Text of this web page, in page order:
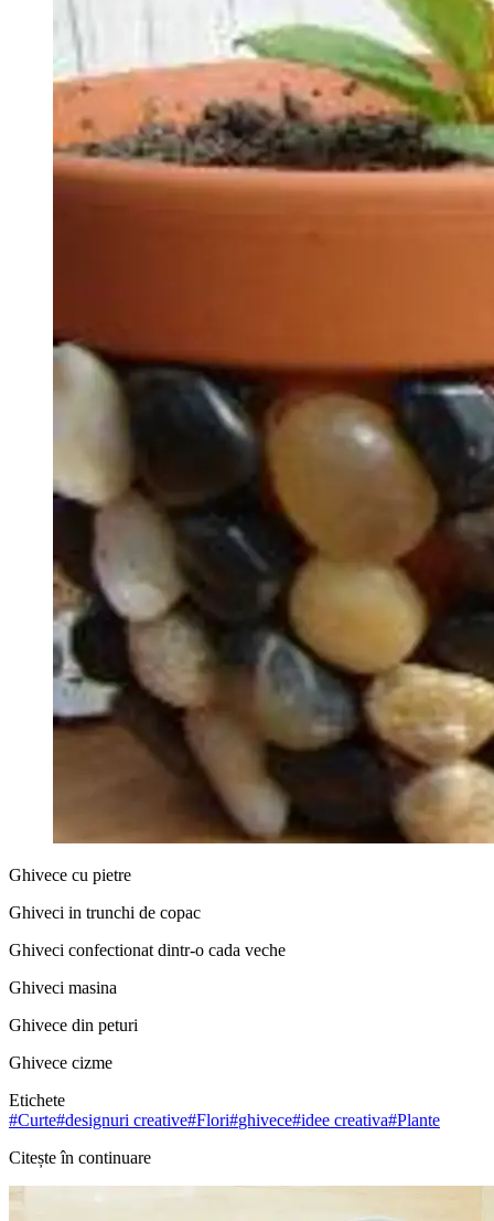
Ghivece cu pietre
Ghiveci in trunchi de copac
Ghiveci confectionat dintr-o cada veche
Ghiveci masina
Ghivece din peturi
Ghivece cizme
Etichete
#Curte#designuri creative#Flori#ghivece#idee creativa#Plante
Citește în continuare